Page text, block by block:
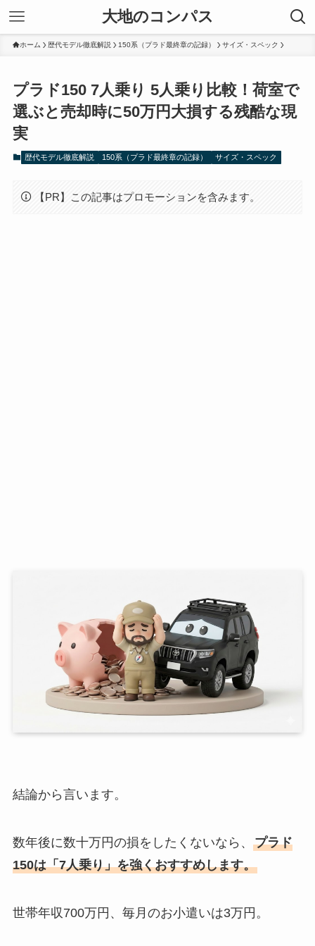
大地のコンパス
ホーム 歴代モデル徹底解説 150系（プラド最終章の記録） サイズ・スペック
プラド150 7人乗り 5人乗り比較！荷室で
選ぶと売却時に50万円大損する残酷な現
実
歴代モデル徹底解説 150系（プラド最終章の記録） サイズ・スペック
【PR】この記事はプロモーションを含みます。
結論から言います。
数年後に数十万円の損をしたくないなら、 プラド
150は「7人乗り」を強くおすすめします。
世帯年収700万円、毎月のお小遣いは3万円。